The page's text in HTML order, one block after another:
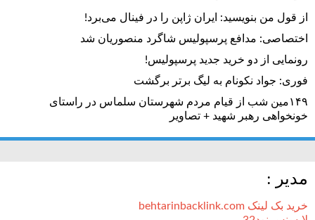
از قول من بنویسید: ایران ژاپن را در فینال می‌برد!
اختصاصی: مدافع پرسپولیس شاگرد منصوریان شد
رونمایی از دو خرید جدید پرسپولیس!
فوری: جواد نکونام به لیگ برتر برگشت
۱۴۹مین شب از قیام مردم شهرستان سلماس در راستای
خونخواهی رهبر شهید + تصاویر
مدیر :
خرید بک لینک behtarinbacklink.com